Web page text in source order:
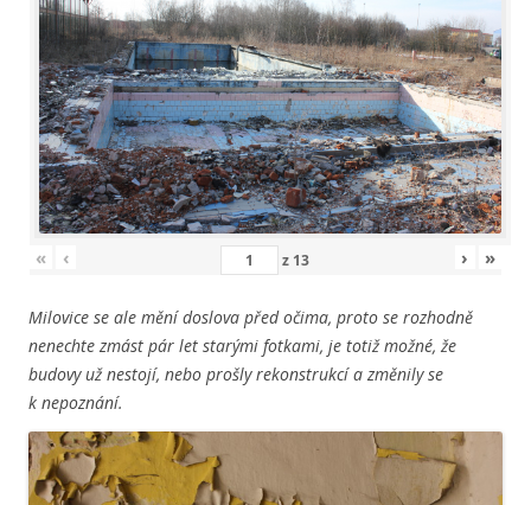
« ‹ z 13 › »
Milovice se ale mění doslova před očima, proto se rozhodně
nenechte zmást pár let starými fotkami, je totiž možné, že
budovy už nestojí, nebo prošly rekonstrukcí a změnily se
k nepoznání.